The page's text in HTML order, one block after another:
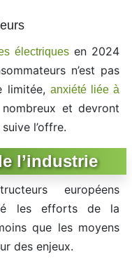
électriquesen 2024
n’est pas
limitée, anxiété liée à
et devront
l’offre.
l’industrie
européens
les efforts de la
que les moyens
des enjeux.